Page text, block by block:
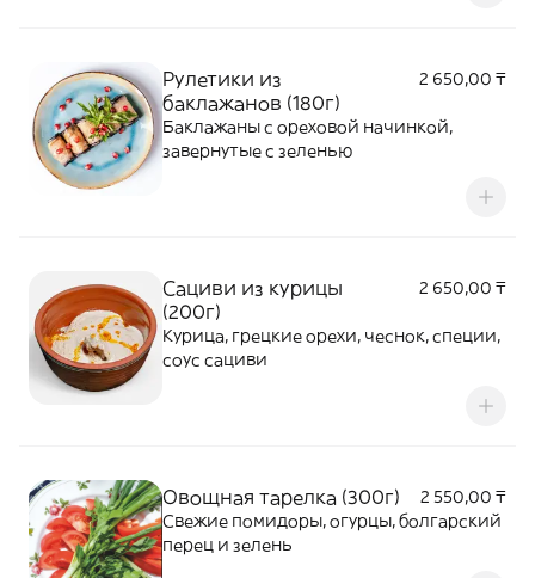
Рулетики из
баклажанов (180г)
2 650,00 ₸
Баклажаны с ореховой начинкой,
завернутые с зеленью
Сациви из курицы
(200г)
2 650,00 ₸
Курица, грецкие орехи, чеснок, специи,
соус сациви
Овощная тарелка (300г)
2 550,00 ₸
Свежие помидоры, огурцы, болгарский
перец и зелень